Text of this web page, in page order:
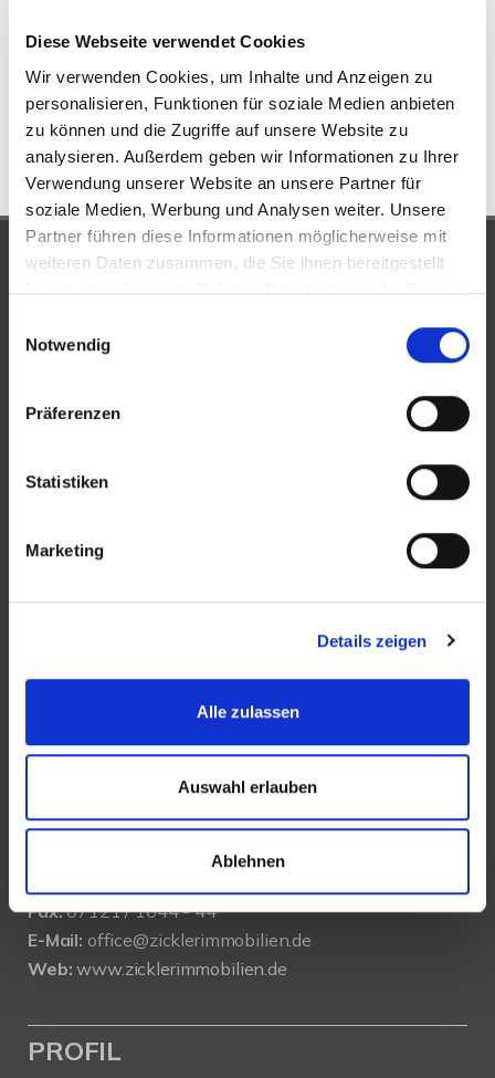
Diese Webseite verwendet Cookies
Wir verwenden Cookies, um Inhalte und Anzeigen zu
personalisieren, Funktionen für soziale Medien anbieten
zu können und die Zugriffe auf unsere Website zu
analysieren. Außerdem geben wir Informationen zu Ihrer
Verwendung unserer Website an unsere Partner für
soziale Medien, Werbung und Analysen weiter. Unsere
Partner führen diese Informationen möglicherweise mit
weiteren Daten zusammen, die Sie ihnen bereitgestellt
haben oder die sie im Rahmen Ihrer Nutzung der Dienste
Notwendig
Präferenzen
Statistiken
Marketing
Details zeigen
Alle zulassen
Auswahl erlauben
Ablehnen
Einfamilienhaus
197 m²
WOHNFLÄCHE
6,5
ZIMMER
UNSERE PARTNER &
AUSZEICHNUNGEN
KONTAKT
D-72762 Reutlingen
Fax:07121 / 1644 - 44
E-Mail: office@zicklerimmobilien.de
Web: www.zicklerimmobilien.de
PROFIL